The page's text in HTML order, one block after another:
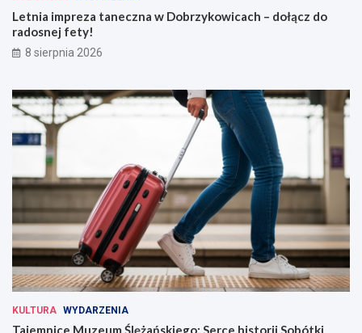
Letnia impreza taneczna w Dobrzykowicach – dołącz do
radosnej fety!
8 sierpnia 2026
KULTURA WYDARZENIA